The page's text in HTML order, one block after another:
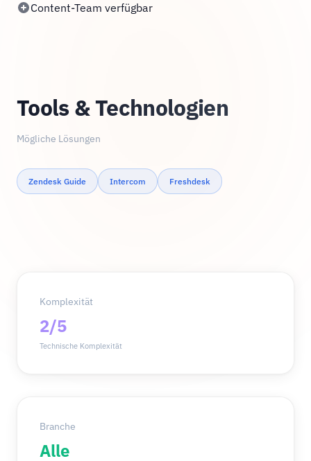
Content-Team verfügbar
Tools & Technologien
Mögliche Lösungen
Zendesk Guide Intercom Freshdesk
Komplexität
2/5
Technische Komplexität
Branche
Alle